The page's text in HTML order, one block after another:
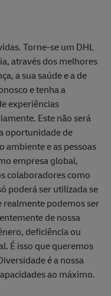
Torne-se um DHL
através dos melhores
a sua saúde e a de
e tenha a
experiências
Este não será
oportunidade de
ambiente e as pessoas
empresa global,
colaboradores como
poderá ser utilizada se
podemos ser
de nossa
deficiência ou
É isso que queremos
é a nossa
ao máximo.